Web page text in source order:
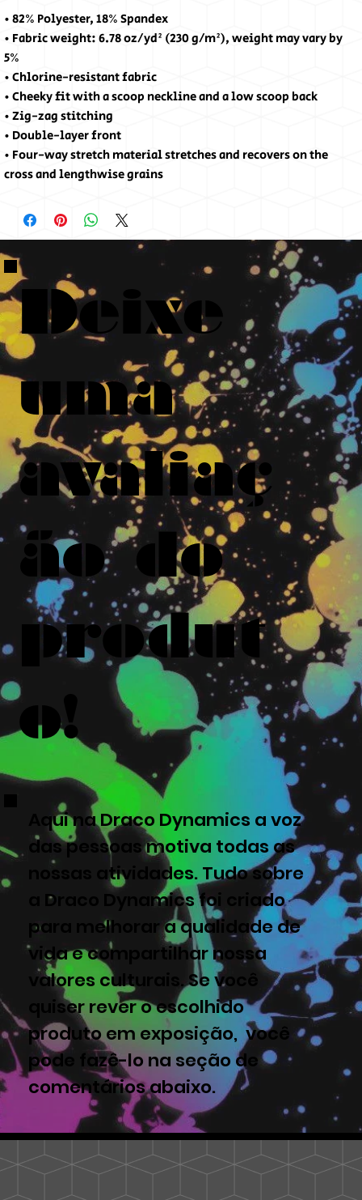
• 82% Polyester, 18% Spandex
• Fabric weight: 6.78 oz/yd² (230 g/m²), weight may vary by
5%
• Chlorine-resistant fabric
• Cheeky fit with a scoop neckline and a low scoop back
• Zig-zag stitching
• Double-layer front
• Four-way stretch material stretches and recovers on the
cross and lengthwise grains
Deixe
uma
avaliaç
ão do
produt
o!
Aqui na Draco Dynamics a voz
das pessoas motiva todas as
nossas atividades. Tudo sobre
a Draco Dynamics foi criado
para melhorar a qualidade de
vida e compartilhar nossa
valores culturais. Se você
quiser rever o escolhido
produto em exposição, você
pode fazê-lo na seção de
comentários abaixo.